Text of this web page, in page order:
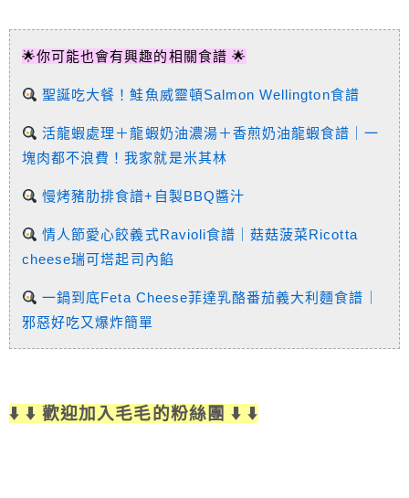
🌟你可能也會有興趣的相關食譜 🌟
聖誕吃大餐！鮭魚威靈頓Salmon Wellington食譜
活龍蝦處理＋龍蝦奶油濃湯＋香煎奶油龍蝦食譜｜一
塊肉都不浪費！我家就是米其林
慢烤豬肋排食譜+自製BBQ醬汁
情人節愛心餃義式Ravioli食譜｜菇菇菠菜Ricotta
cheese瑞可塔起司內餡
一鍋到底Feta Cheese菲達乳酪番茄義大利麵食譜｜
邪惡好吃又爆炸簡單
⬇️ ⬇️ 歡迎加入毛毛的粉絲團 ⬇️ ⬇️